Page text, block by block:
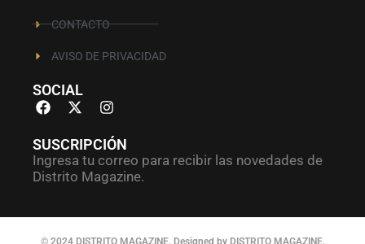
CONTACTO
AVISO DE PRIVACIDAD
SOCIAL
SUSCRIPCIÓN
Ingresa tu correo para recibir las novedades de
Distrito Magazine.